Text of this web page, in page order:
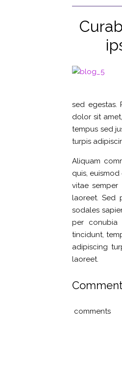
sed egestas.
dolor sit
tempus sed
turpis
Aliquam
quis,
vitae
laoreet. Sed
sodales
per conubia
tincidunt,
adipiscing
laoreet.
comments